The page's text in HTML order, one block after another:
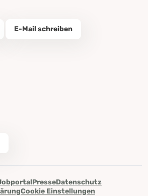
E-Mail schreiben
PresseDatenschutz
Cookie Einstellungen